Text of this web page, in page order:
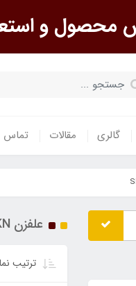
و
گالری مقالات تماس
علفزن SKN
ترتیب